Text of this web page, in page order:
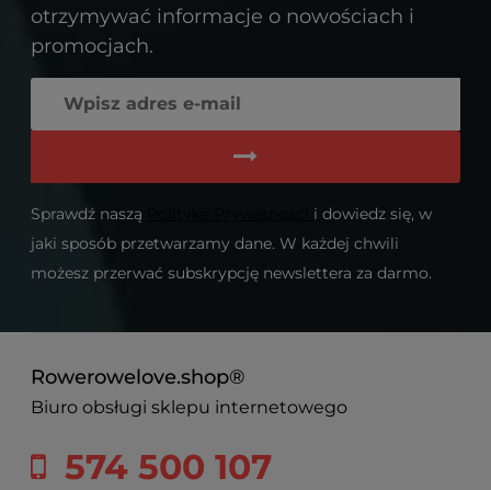
otrzymywać informacje o nowościach i
promocjach.
Sprawdź naszą
i dowiedz się, w
jaki sposób przetwarzamy dane. W każdej chwili
możesz przerwać subskrypcję newslettera za darmo.
Rowerowelove.shop®
Biuro obsługi sklepu internetowego
574 500 107